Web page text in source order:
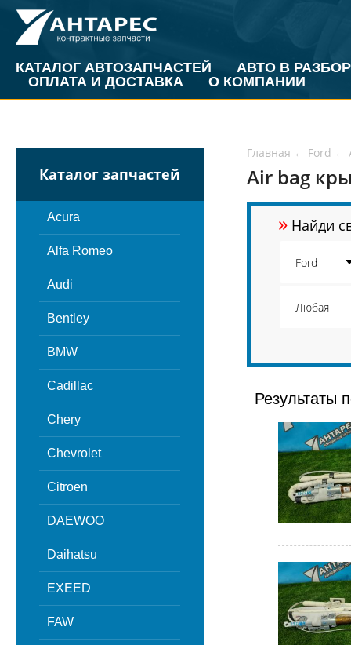
КАТАЛОГ АВТОЗАПЧАСТЕЙ
АВТО В РАЗБОР
ОПЛАТА И ДОСТАВКА
О КОМПАНИИ
Каталог запчастей
Acura
Alfa Romeo
Audi
Bentley
BMW
Cadillac
Chery
Chevrolet
Citroen
DAEWOO
Daihatsu
EXEED
FAW
Главная ← Ford ←
Air bag
» Найди
Результаты